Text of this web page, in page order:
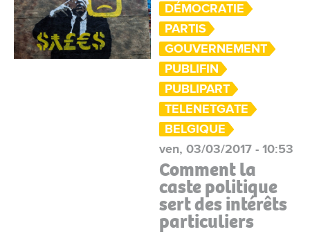
DÉMOCRATIE
PARTIS
GOUVERNEMENT
PUBLIFIN
PUBLIPART
TELENETGATE
BELGIQUE
ven, 03/03/2017 - 10:53
Comment la
caste politique
sert des intérêts
particuliers